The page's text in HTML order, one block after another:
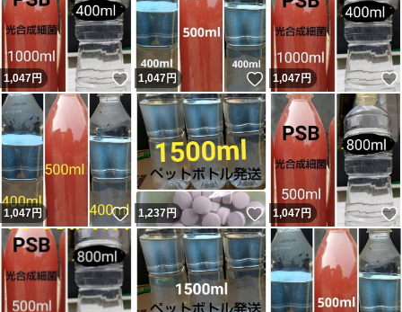
1,047円 いいね！
1,047円 いいね！
1,047円
1,047円 いいね！
1,237円 いいね！
1,047円